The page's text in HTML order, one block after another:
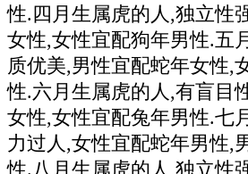
性.四月生属虎的人,独立性
女性,女性宜配狗年男性.五
质优美,男性宜配蛇年女性,
性.六月生属虎的人,有盲目
女性,女性宜配兔年男性.七
力过人,女性宜配蛇年男性,
性.八月生属虎的人,独立性